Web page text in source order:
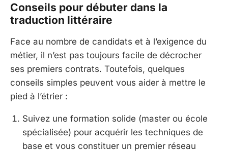
Conseils pour débuter dans la
traduction littéraire
Face au nombre de candidats et à l’exigence du
métier, il n’est pas toujours facile de décrocher
ses premiers contrats. Toutefois, quelques
conseils simples peuvent vous aider à mettre le
pied à l’étrier :
Suivez une formation solide (master ou école
spécialisée) pour acquérir les techniques de
base et vous constituer un premier réseau